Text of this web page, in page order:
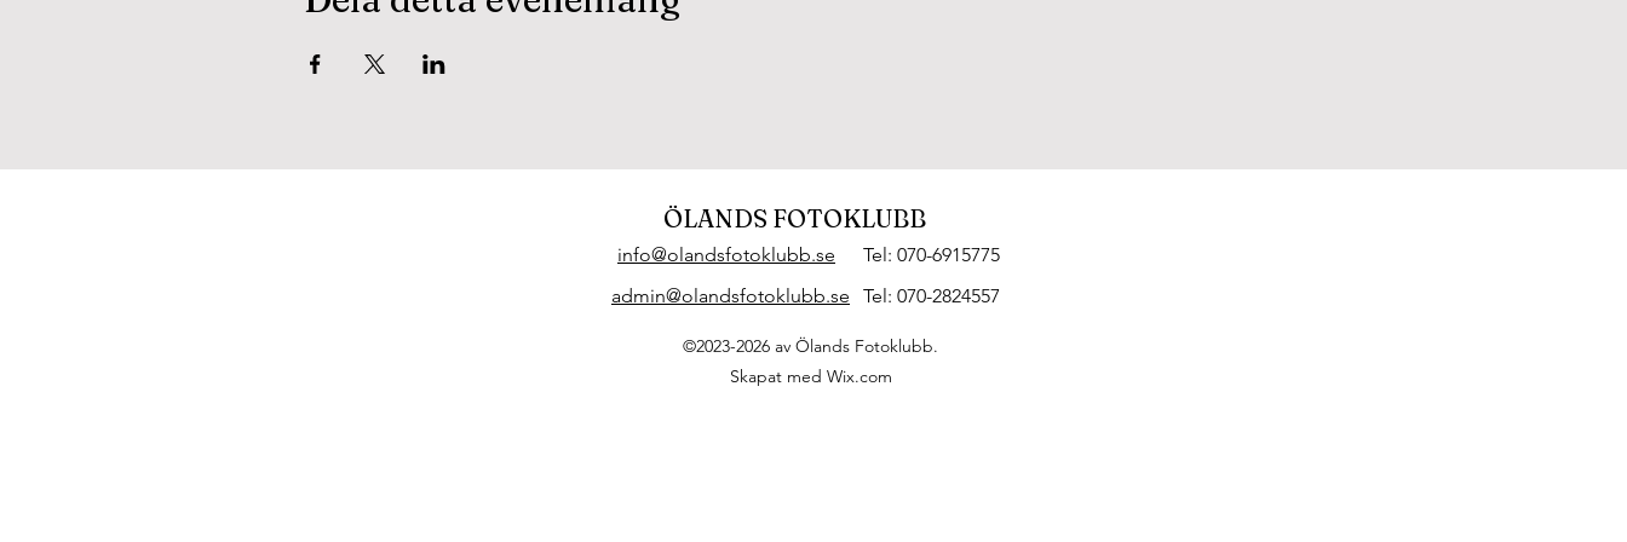
ÖLANDS FOTOKLUBB
info@olandsfotoklubb.se
Tel: 070-6915775
admin@olandsfotoklubb.se
Tel: 070-2824557
©2023-2026 av Ölands Fotoklubb.
Skapat med Wix.com